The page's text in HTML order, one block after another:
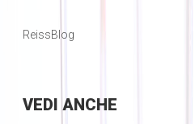
ReissBlog
VEDI ANCHE